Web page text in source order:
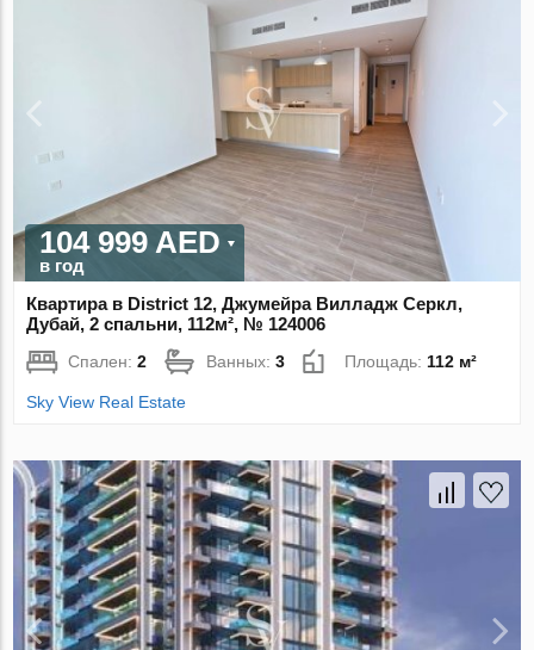
104 999 AED
в год
Квартира в District 12, Джумейра Вилладж Серкл,
Дубай, 2 спальни, 112м², № 124006
Спален:2 Ванных:3 Площадь:112 м²
Sky View Real Estate